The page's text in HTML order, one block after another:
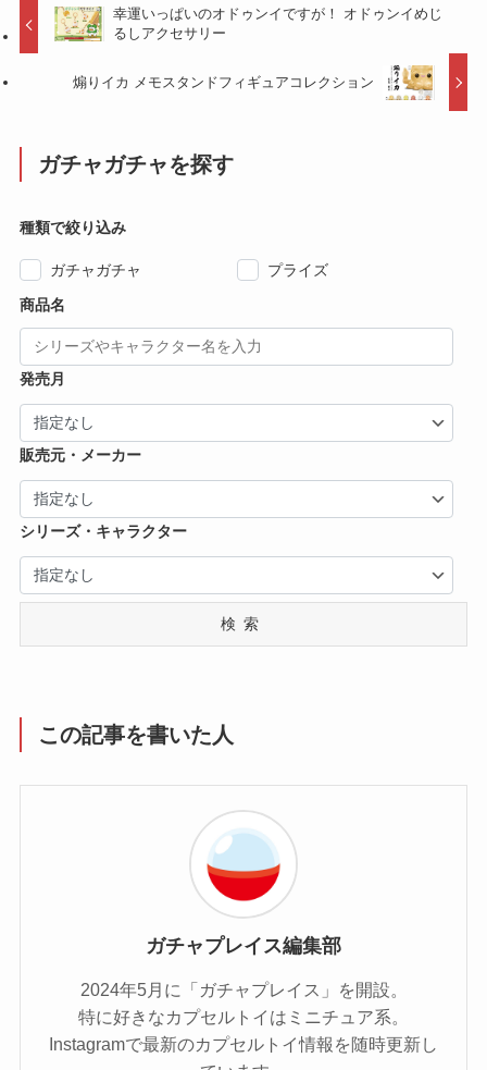
幸運いっぱいのオドゥンイですが！ オドゥンイめじ
るしアクセサリー
煽りイカ メモスタンドフィギュアコレクション
ガチャガチャを探す
種類で絞り込み
ガチャガチャ
プライズ
商品名
発売月
販売元・メーカー
シリーズ・キャラクター
検索
この記事を書いた人
ガチャプレイス編集部
2024年5月に「ガチャプレイス」を開設。
特に好きなカプセルトイはミニチュア系。
Instagramで最新のカプセルトイ情報を随時更新し